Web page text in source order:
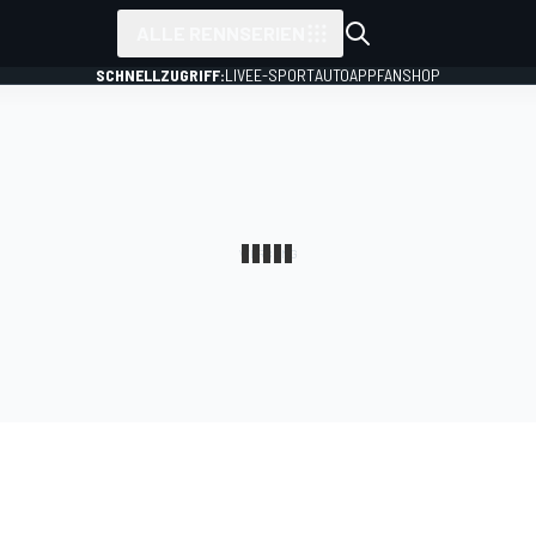
SCHNELLZUGRIFF:LIVEE-SPORTAUTOAPPFANSHOP